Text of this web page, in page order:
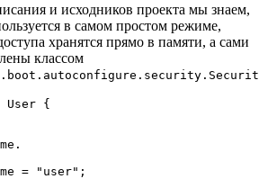
и исходников проекта мы знаем,
в самом простом режиме,
хранятся прямо в памяти, а сами
классом
{
= "user";